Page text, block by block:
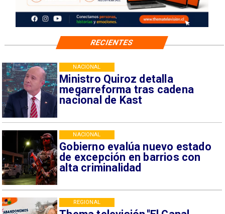
Ministro Quiroz detalla
megarreforma tras cadena
nacional de Kast
NACIONAL
Gobierno evalúa nuevo estado
de excepción en barrios con
alta criminalidad
NACIONAL
REGIONAL
RECIENTES